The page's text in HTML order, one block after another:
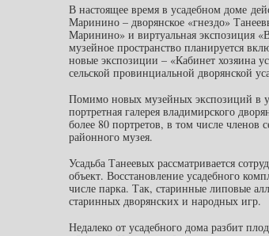
В настоящее время в усадебном доме
Маринино – дворянское «гнездо»
Маринино» и виртуальная экспозиция
музейное пространство планируется
новые экспозиции – «Кабинет хозяина
сельской провинциальной дворянской
Помимо новых музейных экспозиций в
портретная галерея владимирского
более 80 портретов, в том числе
районного музея.
Усадьба Танеевых рассматривается
объект. Восстановление усадебного
числе парка. Так, старинные липовые
старинных дворянских и народных игр.
Недалеко от усадебного дома разбит